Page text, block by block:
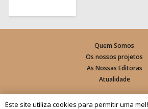
Quem Somos
Os nossos projetos
As Nossas Editoras
Atualidade
Este site utiliza cookies para permitir uma